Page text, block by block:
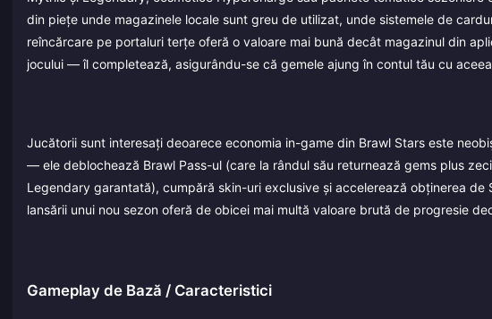
din piețe unde magazinele locale sunt greu de utilizat, unde sistemele de
reîncărcare pe portaluri terțe oferă o valoare mai bună decât magazinul din
jocului — îl completează, asigurându-se că gemele ajung în contul tău cu
Jucătorii sunt interesați deoarece economia in-game din Brawl Stars este
— ele deblochează Brawl Pass-ul (care la rândul său returnează gems plus
Legendary garantată), cumpără skin-uri exclusive și accelerează obținerea
lansării unui nou sezon oferă de obicei mai multă valoare brută de progresie
Gameplay de Bază / Caracteristici